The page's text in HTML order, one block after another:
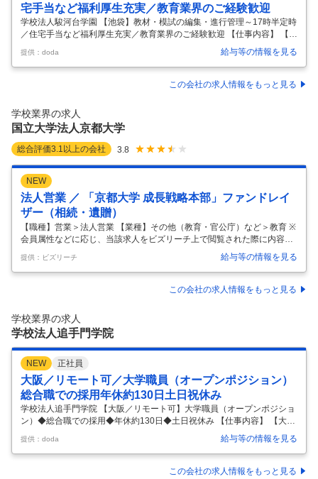
宅手当など福利厚生充実／教育業界のご経験歓迎
学校法人駿河台学園 【池袋】教材・模試の編集・進行管理～17時半定時
／住宅手当など福利厚生充実／教育業界のご経験歓迎 【仕事内容】 【池
袋】教材・模試の編集・進行管理～17時半定時／住宅手当など福利厚生
充実／教育業界のご経験歓迎 【具体的な仕事内容】 教育業界のリーディ
ングカンパニー／「駿台予備学校」を中心に専門学校、小学校から中学
校・高等学校、海外校等を展開する総合教育機関 予備学校に通う生徒が
全国の受験生に提供する模擬試験を手がける編集担当を募集いたしま
す。 ■業務概要： 駿台予備学校内の授業で使用するテキストや、全国の
受験生…
提供：doda 給与等の情報を見る
この会社の求人情報をもっと見る
学校業界の求人
国立大学法人京都大学
総合評価3.1 以上の会社 3.8
NEW
法人営業 ／ 「京都大学 成長戦略本部」ファンドレイ
ザー（相続・遺贈）
【職種】営業＞法人営業 【業種】その他（教育・官公庁）など＞教育 ※
会員属性などに応じ、当該求人をビズリーチ上で閲覧された際に内容が
異なる場合があります 【本学について】 京都大学は1897年の創立以
来、「自由の学風」を理念に掲げ独創的で挑戦的な教育と研究を推進し
てきた、日本を代表する研究型総合大学です。その歴史と伝統の中で、
多くの優れた人材を育てるとともに、最先端の知識と技術を社会に提供
プロジェクト「国際卓越研究大学」の認定候補に選出されており、最終
判断を待つ重要な局面にあります。 学生や教員が共に成長し、互いに刺
激し合える環…
提供：ビズリーチ 給与等の情報を見る
この会社の求人情報をもっと見る
学校業界の求人
学校法人追手門学院
NEW 正社員
大阪／リモート可／大学職員（オープンポジション）
総合職での採用年休約130日土日祝休み
学校法人追手門学院 【大阪／リモート可】大学職員（オープンポジショ
ン）◆総合職での採用◆年休約130日◆土日祝休み 【仕事内容】 【大阪
／リモート可】大学職員（オープンポジション）◆総合職での採用◆年
休約130日◆土日祝休み 【具体的な仕事内容】 ＜教育業界の未来を創る
総合職ポジション／企画・経営・学生支援と幅広いフィールドで活躍／
ジョブローテーションを通じたキャリア形成＞ ＼おすすめポイント／ ◎
提供：doda 給与等の情報を見る
この会社の求人情報をもっと見る